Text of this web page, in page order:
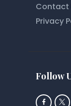
Contact
Privacy
Follow